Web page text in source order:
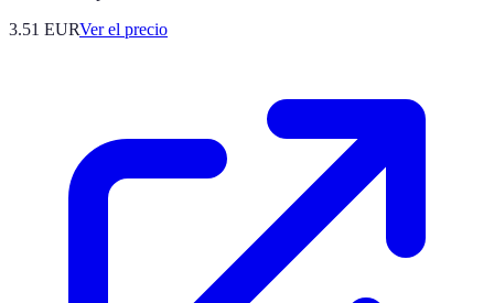
3.51 EURVer el precio